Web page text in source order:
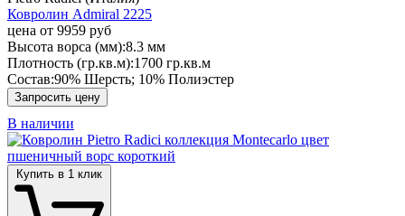
Ковролин Admiral 2225
цена от 9959 руб
Высота ворса (мм):8.3 мм
Плотность (гр.кв.м):1700 гр.кв.м
Состав:90% Шерсть; 10% Полиэстер
Запросить цену
В наличии
Купить в 1 клик